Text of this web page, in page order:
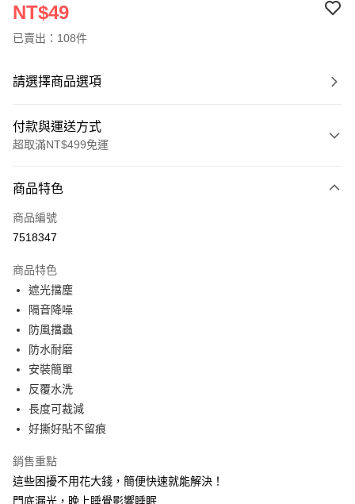
NT$49
已賣出：108件
請選擇商品選項
付款與運送方式
超取滿NT$499免運
信用卡一次付款
超商取貨付款
Apple Pay
街口支付
悠遊付
AFTEE先享後付
相關說明
【關於「AFTEE先享後付」】
AFTEE先享後付是「在收到商品之後才付款」的支付方式。 讓您購物簡單
１．簡單：不需註冊會員、不需綁卡、不需儲值。
２．便利：只要手機號碼，簡訊認證，即可結帳。
３．安心：先確認商品／服務後，再付款。
ATM付款
運送方式
全家取貨付款
商品特色
商品編號
7518347
商品特色
遮光擋塵
隔音降噪
防風擋蟲
防水耐磨
安裝簡單
反覆水洗
長度可裁減
好撕好貼不留痕
銷售重點
這些困擾不用花大錢，簡便快速就能解決！
門底漏光，晚上睡覺影響睡眠……